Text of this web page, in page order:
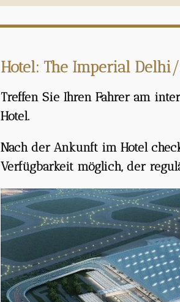
Hotel: The Imperial Delhi
Treffen Sie Ihren Fahrer am
Hotel.
Nach der Ankunft im Hotel
Verfügbarkeit möglich, der